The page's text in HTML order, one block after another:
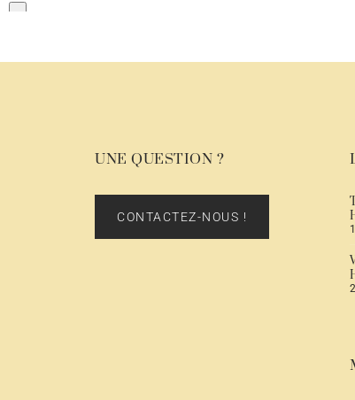
UNE QUESTION ?
CONTACTEZ-NOUS !